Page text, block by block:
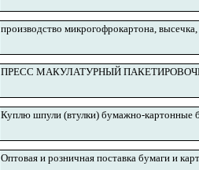
производство микрогофрокартона,
ПРЕСС МАКУЛАТУРНЫЙ
Куплю шпули (втулки) бумажно-картонные
Оптовая и розничная поставка бумаги и